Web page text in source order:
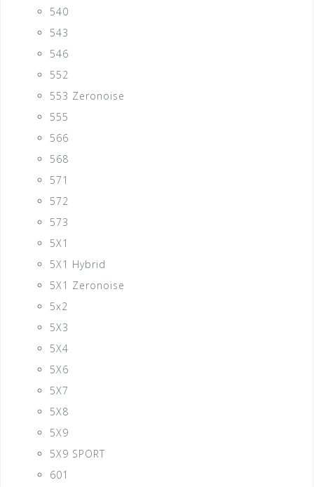
540
543
546
552
553 Zeronoise
555
566
568
571
572
573
5X1
5X1 Hybrid
5X1 Zeronoise
5x2
5X3
5X4
5X6
5X7
5X8
5X9
5X9 SPORT
601